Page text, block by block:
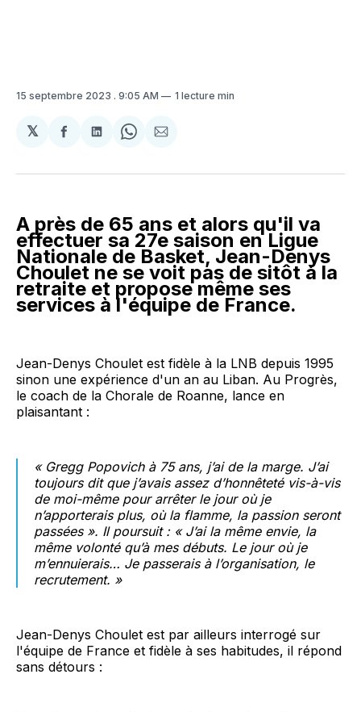
15 septembre 2023 . 9:05 AM 1 lecture min
𝕏
Partager
Facebook
Partager
LinkedIn
Share
WhatsApp
Partager
Courriel
A près de 65 ans et alors qu'il va
effectuer sa 27e saison en Ligue
Nationale de Basket, Jean-Denys
Choulet ne se voit pas de sitôt à la
retraite et propose même ses
services à l'équipe de France.
Jean-Denys Choulet est fidèle à la LNB depuis 1995
sinon une expérience d'un an au Liban. Au Progrès,
le coach de la Chorale de Roanne, lance en
plaisantant :
« Gregg Popovich à 75 ans, j’ai de la marge. J’ai
toujours dit que j’avais assez d’honnêteté vis-à-vis
de moi-même pour arrêter le jour où je
n’apporterais plus, où la flamme, la passion seront
passées ». Il poursuit : « J’ai la même envie, la
même volonté qu’à mes débuts. Le jour où je
m’ennuierais… Je passerais à l’organisation, le
recrutement. »
Jean-Denys Choulet est par ailleurs interrogé sur
l'équipe de France et fidèle à ses habitudes, il répond
sans détours :